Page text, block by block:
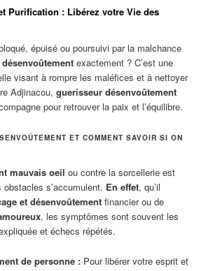
Purification : Libérez votre Vie des
épuisé ou poursuivi par la malchance
désenvoûtement exactement ? C’est une
visant à rompre les maléfices et à nettoyer
Adjinacou,guerisseur désenvoûtement
pour retrouver la paix et l’équilibre.
ET COMMENT SAVOIR SI ON
mauvais oeil ou contre la sorcellerie est
s’accumulent. En effet, qu’il
et désenvoûtement financier ou de
, les symptômes sont souvent les
et échecs répétés.
de personne :Pour libérer votre esprit et